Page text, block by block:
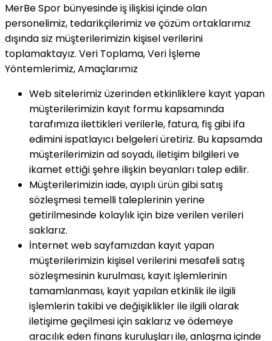
MerBe Spor bünyesinde iş ilişkisi içinde olan
personelimiz, tedarikçilerimiz ve çözüm ortaklarımız
dışında siz müşterilerimizin kişisel verilerini
toplamaktayız. Veri Toplama, Veri İşleme
Yöntemlerimiz, Amaçlarımız
Web sitelerimiz üzerinden etkinliklere kayıt yapan
müşterilerimizin kayıt formu kapsamında
tarafımıza ilettikleri verilerle, fatura, fiş gibi ifa
edimini ispatlayıcı belgeleri üretiriz. Bu kapsamda
müşterilerimizin ad soyadı, iletişim bilgileri ve
ikamet ettiği şehre ilişkin beyanları talep edilir.
Müşterilerimizin iade, ayıplı ürün gibi satış
sözleşmesi temelli taleplerinin yerine
getirilmesinde kolaylık için bize verilen verileri
saklarız.
İnternet web sayfamızdan kayıt yapan
müşterilerimizin kişisel verilerini mesafeli satış
sözleşmesinin kurulması, kayıt işlemlerinin
tamamlanması, kayıt yapılan etkinlik ile ilgili
işlemlerin takibi ve değişiklikler ile ilgili olarak
iletişime geçilmesi için saklarız ve ödemeye
aracılık eden finans kuruluşları ile, anlaşma içinde